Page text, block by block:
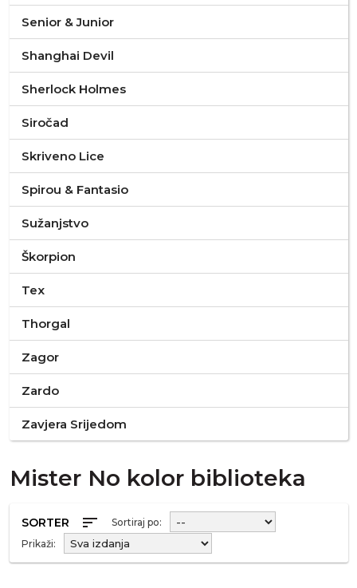
Senior & Junior
Shanghai Devil
Sherlock Holmes
Siročad
Skriveno Lice
Spirou & Fantasio
Sužanjstvo
Škorpion
Tex
Thorgal
Zagor
Zardo
Zavjera Srijedom
Mister No kolor biblioteka
SORTER sort
Sortiraj po:
Prikaži: